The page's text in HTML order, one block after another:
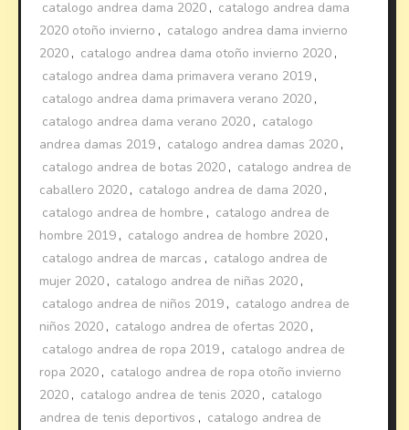
catalogo andrea dama 2020 , catalogo andrea dama
2020 otoño invierno , catalogo andrea dama invierno
2020 , catalogo andrea dama otoño invierno 2020 ,
catalogo andrea dama primavera verano 2019 ,
catalogo andrea dama primavera verano 2020 ,
catalogo andrea dama verano 2020 , catalogo
andrea damas 2019 , catalogo andrea damas 2020 ,
catalogo andrea de botas 2020 , catalogo andrea de
caballero 2020 , catalogo andrea de dama 2020 ,
catalogo andrea de hombre , catalogo andrea de
hombre 2019 , catalogo andrea de hombre 2020 ,
catalogo andrea de marcas , catalogo andrea de
mujer 2020 , catalogo andrea de niñas 2020 ,
catalogo andrea de niños 2019 , catalogo andrea de
niños 2020 , catalogo andrea de ofertas 2020 ,
catalogo andrea de ropa 2019 , catalogo andrea de
ropa 2020 , catalogo andrea de ropa otoño invierno
2020 , catalogo andrea de tenis 2020 , catalogo
andrea de tenis deportivos , catalogo andrea de